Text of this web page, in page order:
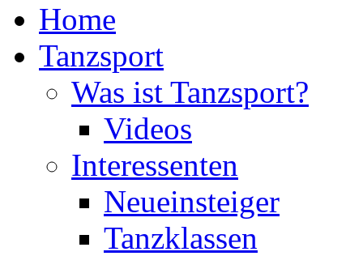
Home
Tanzsport
Was ist Tanzsport?
Videos
Interessenten
Neueinsteiger
Tanzklassen